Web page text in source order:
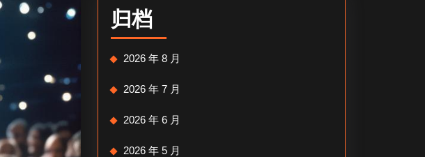
归档
2026 年 8 月
2026 年 7 月
2026 年 6 月
2026 年 5 月